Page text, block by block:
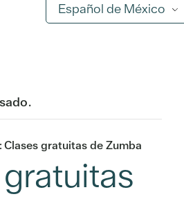
Español de México
Clases gratuitas de Zumba